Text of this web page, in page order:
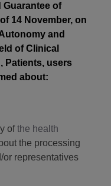
Guarantee of
14 November, on
and
of Clinical
Patients, users
about:
ofthe health
the processing
or representatives